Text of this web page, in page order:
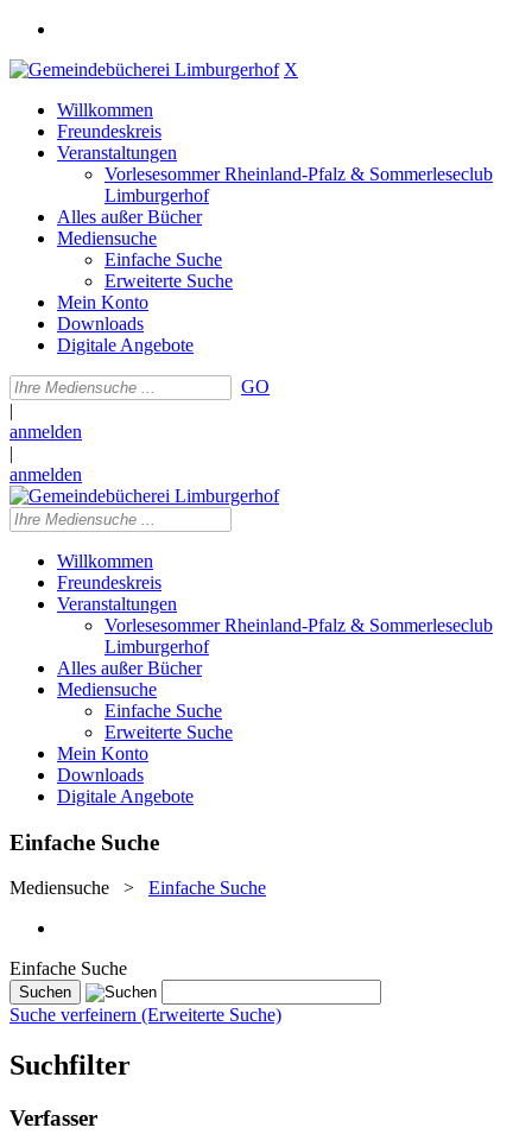
X
Willkommen
Freundeskreis
Veranstaltungen
Vorlesesommer Rheinland-Pfalz & Sommerleseclub
Limburgerhof
Alles außer Bücher
Mediensuche
Einfache Suche
Erweiterte Suche
Mein Konto
Downloads
Digitale Angebote
GO
|
anmelden
|
anmelden
Willkommen
Freundeskreis
Veranstaltungen
Vorlesesommer Rheinland-Pfalz & Sommerleseclub
Limburgerhof
Alles außer Bücher
Mediensuche
Einfache Suche
Erweiterte Suche
Mein Konto
Downloads
Digitale Angebote
Einfache Suche
Mediensuche > Einfache Suche
Einfache Suche
Suche verfeinern (Erweiterte Suche)
Suchfilter
Verfasser